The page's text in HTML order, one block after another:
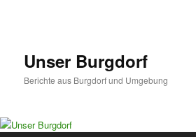
Unser Burgdorf
Berichte aus Burgdorf und Umgebung